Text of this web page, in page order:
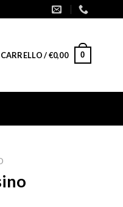
CARRELLO /€0,00 0